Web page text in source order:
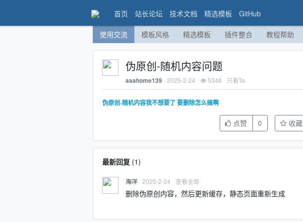
首页 站长论坛 技术文档 精选模板 GitHub
使用交流 模板风格 精选模板 插件整合 教程帮助
伪原创-随机内容问题
aaahome139 2025-2-24 5348 只看Ta
伪原创-随机内容我不想要了 要删除怎么搞啊
点赞 0 收藏
最新回复(1)
海洋 2025-2-24 查看全部
删除伪原创内容，然后更新缓存，静态页面重新生成